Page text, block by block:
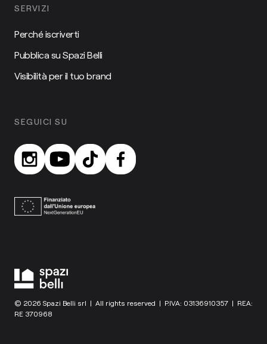
SERVIZI
Perché iscriverti
Pubblica su Spazi Belli
Visibilità per il tuo brand
SEGUICI SU
© 2026 Spazi Belli srl | All rights reserved | P.IVA: 03136910357 | REA:
RE 370968